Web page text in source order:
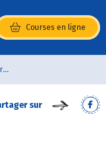
Courses en ligne
dans une nouvelle
Une vidéo sur votre magasin...
sur